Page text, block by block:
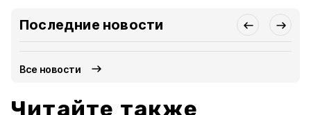
Последние новости
Все новости
Читайте также